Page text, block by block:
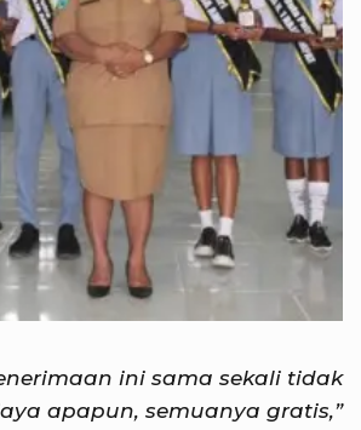
ini sama sekali tidak
apapun, semuanya gratis,”